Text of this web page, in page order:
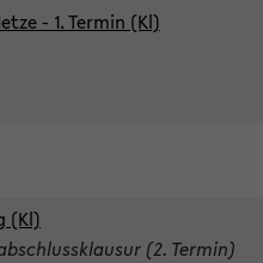
- 1. Termin (Kl)
(Kl)
(2. Termin)